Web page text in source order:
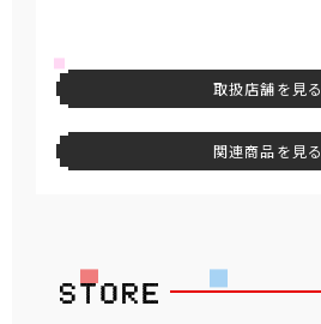
取扱店舗を見る
関連商品を見る